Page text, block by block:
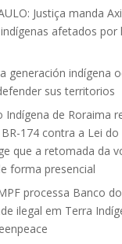
Justiça manda
afetados por
generación indígena
sus territorios
Indígena de Roraima
174 contra a Lei
que a retomada da
forma presencial
MPF processa Banco
ilegal em Terra